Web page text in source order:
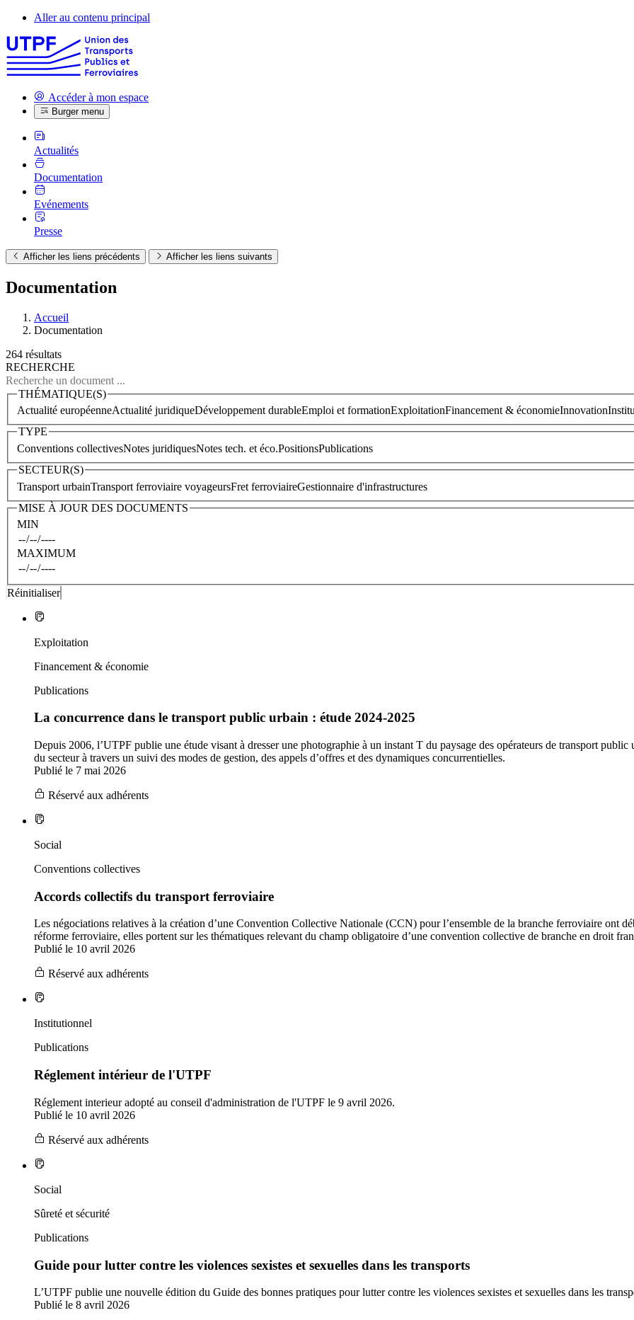
Aller au contenu principal
Accéder à mon espace
Burger menu
Actualités
Documentation
Evénements
Presse
Afficher les liens précédents Afficher les liens suivants
Documentation
Accueil
Documentation
264 résultats
RECHERCHE
THÉMATIQUE(S)
Actualité européenneActualité juridiqueDéveloppement durableEmploi et formationExploitationFinancement & économieInnovation
TYPE
Conventions collectivesNotes juridiquesNotes tech. et éco.PositionsPublications
SECTEUR(S)
Transport urbainTransport ferroviaire voyageursFret ferroviaireGestionnaire d'infrastructures
MISE À JOUR DES DOCUMENTS
MIN
MAXIMUM
Exploitation
Financement & économie
Publications
La concurrence dans le transport public urbain : étude 2024-2025
Depuis 2006, l’UTPF publie une étude visant à dresser une photographie à un instant T du paysage des opérateurs de transport
du secteur à travers un suivi des modes de gestion, des appels d’offres et des dynamiques concurrentielles.
Publié le 7 mai 2026
Réservé aux adhérents
Social
Conventions collectives
Accords collectifs du transport ferroviaire
Les négociations relatives à la création d’une Convention Collective Nationale (CCN) pour l’ensemble de la branche ferroviaire ont
réforme ferroviaire, elles portent sur les thématiques relevant du champ obligatoire d’une convention collective de branche en droit
Publié le 10 avril 2026
Réservé aux adhérents
Institutionnel
Publications
Réglement intérieur de l'UTPF
Réglement interieur adopté au conseil d'administration de l'UTPF le 9 avril 2026.
Publié le 10 avril 2026
Réservé aux adhérents
Social
Sûreté et sécurité
Publications
Guide pour lutter contre les violences sexistes et sexuelles dans les transports
L’UTPF publie une nouvelle édition du Guide des bonnes pratiques pour lutter contre les violences sexistes et sexuelles dans les
Publié le 8 avril 2026